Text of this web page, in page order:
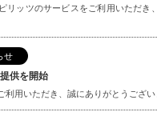
リッツのサービスをご利用いただき
せ
供を開始
利用いただき、誠にありがとうござい